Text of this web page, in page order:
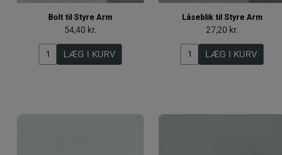
Bolt til Styre Arm
54,40 kr.
LÆG I KURV
Låseblik til Styre Arm
27,20 kr.
LÆG I KURV